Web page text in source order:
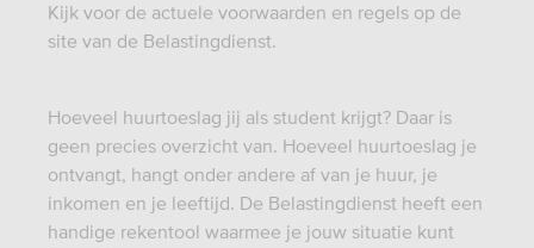
Kijk voor de actuele voorwaarden en regels op de
site van de Belastingdienst.
Hoeveel huurtoeslag jij als student krijgt? Daar is
geen precies overzicht van. Hoeveel huurtoeslag je
ontvangt, hangt onder andere af van je huur, je
inkomen en je leeftijd. De Belastingdienst heeft een
handige rekentool waarmee je jouw situatie kunt